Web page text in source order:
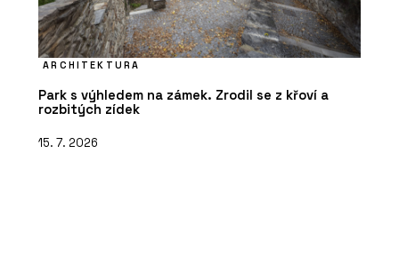
ARCHITEKTURA
Park s výhledem na zámek. Zrodil se z křoví a
rozbitých zídek
15. 7. 2026